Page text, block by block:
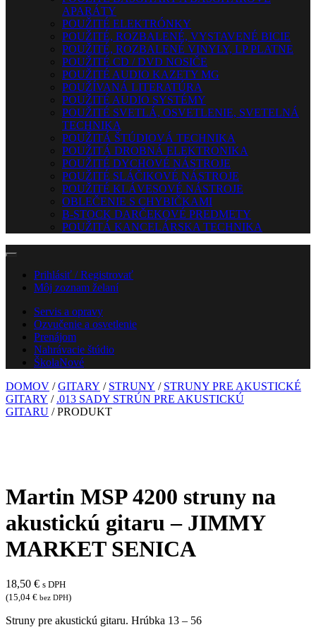
APARÁTY
POUŽITÉ ELEKTRÓNKY
POUŽITÉ, ROZBALENÉ, VYSTAVENÉ BICIE
POUŽITÉ, ROZBALENÉ VINYLY, LP PLATNE
POUŽITÉ CD / DVD NOSIČE
POUŽITÉ AUDIO KAZETY MG
POUŽÍVANÁ LITERATÚRA
POUŽITÉ AUDIO SYSTÉMY
POUŽITÉ SVETLÁ, OSVETLENIE, SVETELNÁ
TECHNIKA
POUŽITÁ ŠTÚDIOVÁ TECHNIKA
POUŽITÁ DROBNÁ ELEKTRONIKA
POUŽITÉ DYCHOVÉ NÁSTROJE
POUŽITÉ SLÁČIKOVÉ NÁSTROJE
POUŽITÉ KLÁVESOVÉ NÁSTROJE
OBLEČENIE S CHYBIČKAMI
B-STOCK DARČEKOVÉ PREDMETY
POUŽITÁ KANCELÁRSKA TECHNIKA
Prihlásiť / Registrovať
Môj zoznam želaní
Servis a opravy
Ozvučenie a osvetlenie
Prenájom
Nahrávacie štúdio
ŠkolaNové
DOMOV /GITARY / STRUNY / STRUNY PRE AKUSTICKÉ
GITARY / .013 SADY STRÚN PRE AKUSTICKÚ
GITARU / PRODUKT
Martin MSP 4200 struny na
akustickú gitaru – JIMMY
MARKET SENICA
18,50 € s DPH
(15,04 € bez DPH)
Struny pre akustickú gitaru. Hrúbka 13 – 56